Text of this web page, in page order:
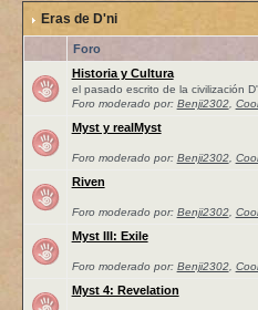
Eras de D'ni
Foro
Historia y Cultura
el pasado escrito de la civilización
Foro moderado por: Benji2302,
Myst y realMyst
Foro moderado por: Benji2302,
Riven
Foro moderado por: Benji2302,
Myst III: Exile
Foro moderado por: Benji2302,
Myst 4: Revelation